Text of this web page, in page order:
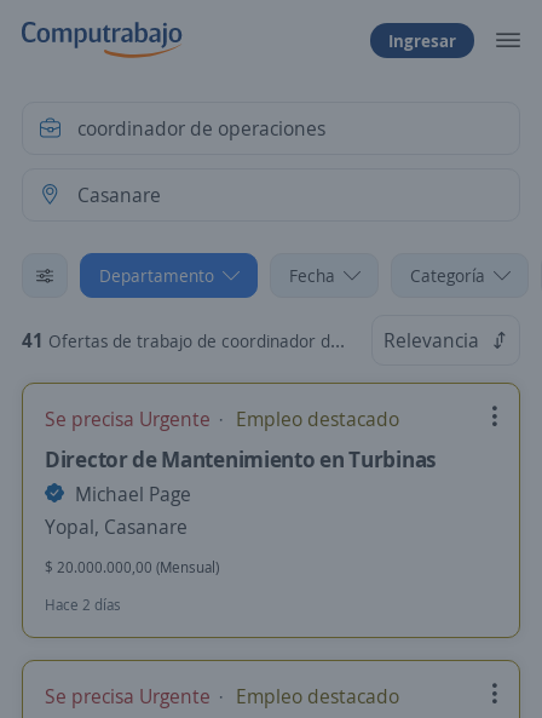
Ingresar
Departamento Fecha Categoría
41 Ofertas de trabajo de coordinador de operaciones en Casanare Relevancia
Se precisa Urgente Empleo destacado
Director de Mantenimiento en Turbinas
Michael Page
Yopal, Casanare
$ 20.000.000,00 (Mensual)
Hace 2 días
Se precisa Urgente Empleo destacado